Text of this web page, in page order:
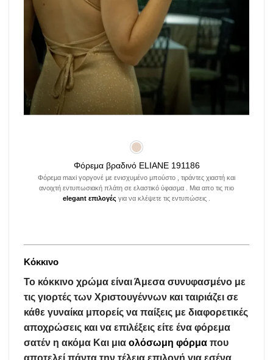
Φόρεμα βραδινό ELIANE 191186
Φόρεμα maxi γοργονέ με ενισχυμένο μπούστο , τιράντες χιαστή και
ανοιχτή εντυπωσιακή πλάτη σε ελαστικό ύφασμα . Μια απο τις πιο
elegant επιλογές για να κλέψετε τις εντυπώσεις .
Κόκκινο
Το κόκκινο χρώμα είναι Άμεσα συνυφασμένο με
τις γιορτές των Χριστουγέννων και ταιριάζει σε
κάθε γυναίκα μπορείς να παίξεις με διαφορετικές
αποχρώσεις και να επιλέξεις είτε ένα φόρεμα
σατέν η ακόμα Και μια ολόσωμη φόρμα που
αποτελεί πάντα την τέλεια επιλογή για εσένα